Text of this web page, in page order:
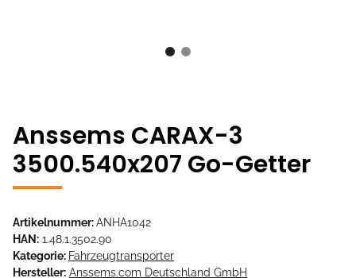
Anssems CARAX-3
3500.540x207 Go-Getter
Artikelnummer:ANHA1042
HAN: 1.48.1.3502.90
Kategorie: Fahrzeugtransporter
Hersteller: Anssems.com Deutschland GmbH